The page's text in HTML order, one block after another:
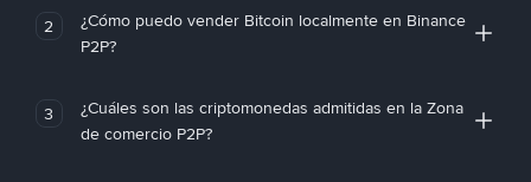
2
¿Cómo puedo vender Bitcoin localmente en Binance
P2P?
3
¿Cuáles son las criptomonedas admitidas en la Zona
de comercio P2P?